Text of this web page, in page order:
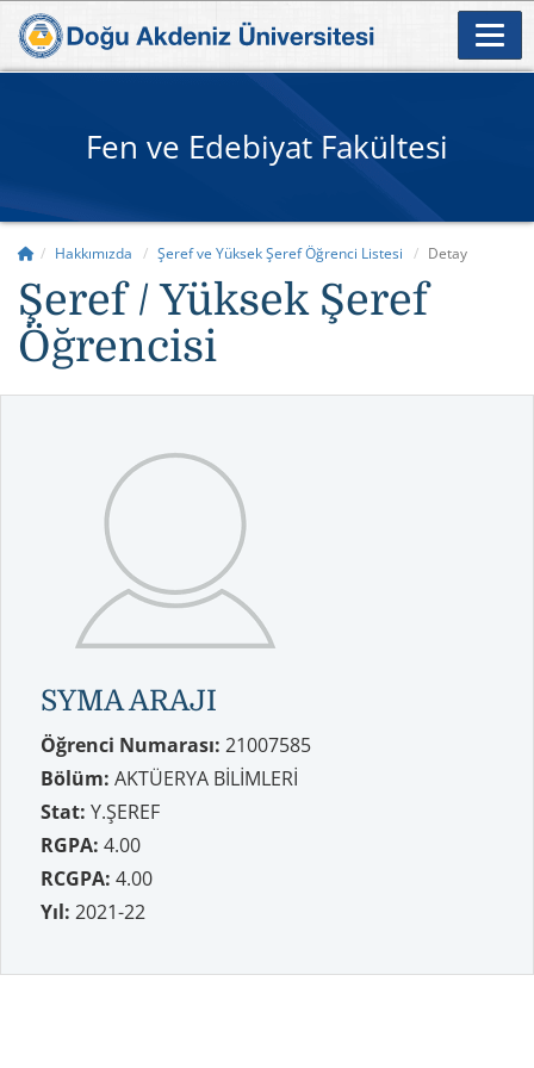
Fen ve Edebiyat Fakültesi
Hakkımızda Şeref ve Yüksek Şeref Öğrenci Listesi Detay
Şeref / Yüksek Şeref
Öğrencisi
SYMA ARAJI
Öğrenci Numarası: 21007585
Bölüm: AKTÜERYA BİLİMLERİ
Stat: Y.ŞEREF
RGPA: 4.00
RCGPA: 4.00
Yıl: 2021-22